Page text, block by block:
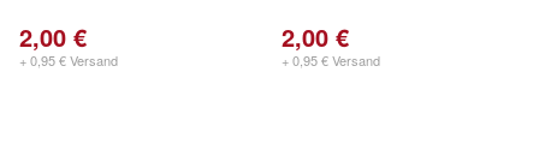
2,00 €
+ 0,95 € Versand
2,00 €
+ 0,95 € Versand